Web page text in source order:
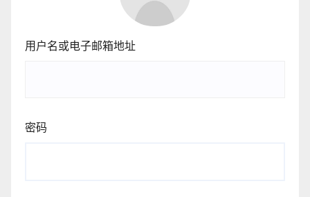
用户名或电子邮箱地址
密码